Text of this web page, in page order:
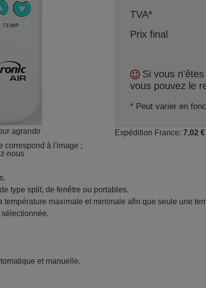
agrandir
correspond à l'image ;
nous
TVA*
Prix final
Si vous
vous pouvez le
* Peut varier en
Expédition France: 7,02 €
type split, de fenêtre ou portables.
température maximale et minimale afin que seule une
et manuelle.